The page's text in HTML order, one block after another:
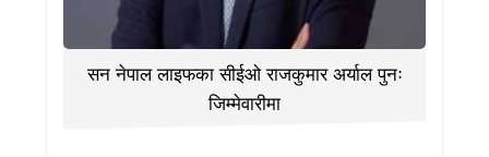
सन नेपाल लाइफका सीईओ राजकुमार अर्याल पुनः
जिम्मेवारीमा